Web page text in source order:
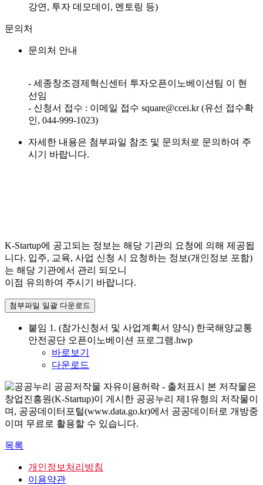
강연, 투자 데모데이, 멘토링 등)
문의처
문의처 안내
- 세종창조경제혁신센터 투자오픈이노베이션팀 이 현
선임
- 신청서 접수 : 이메일 접수 square@ccei.kr (유선 접수확
인, 044-999-1023)
자세한 내용은 첨부파일 참조 및 문의처로 문의하여 주
시기 바랍니다.
K-Startup에 공고되는 정보는 해당 기관의 요청에 의해 제공됩
니다. 입주, 교육, 사업 신청 시 요청하는 정보(개인정보 포함)
는 해당 기관에서 관리 되오니
이점 유의하여 주시기 바랍니다.
첨부파일 일괄 다운로드
붙임 1. (참가신청서 및 사업계획서 양식) 한국해양교통
안전공단 오픈이노베이션 프로그램.hwp
바로보기
다운로드
본 저작물은
창업진흥원(K-Startup)이 게시한 공공누리 제1유형의 저작물이
며, 공공데이터포털(www.data.go.kr)에서 공공데이터로 개방중
이며 무료로 활용할 수 있습니다.
목록
개인정보처리방침
이용약관